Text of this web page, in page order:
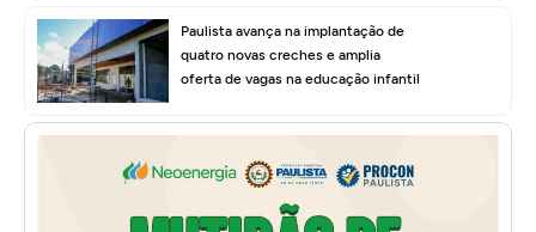
Paulista avança na implantação de
quatro novas creches e amplia
oferta de vagas na educação infantil